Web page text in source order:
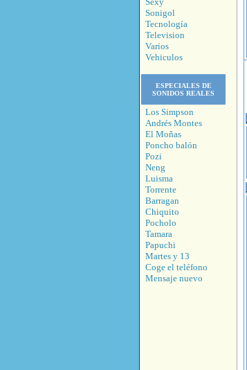
Sonigol
Tecnología
Television
Varios
Vehiculos
ESPECIALES DE
SONIDOS REALES
Los Simpson
Andrés Montes
El Moñas
Poncho balón
Pozi
Neng
Luisma
Torrente
Barragan
Chiquito
Pocholo
Tamara
Papuchi
Martes y 13
Coge el teléfono
Mensaje nuevo